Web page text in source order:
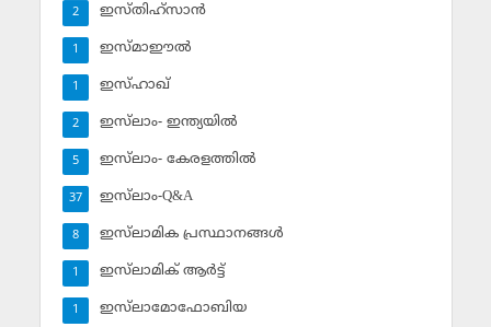
ഇസ്തിഹ്‌സാന്‍
2
ഇസ്മാഈല്‍
1
ഇസ്ഹാഖ്‌
1
ഇസ്‌ലാം- ഇന്ത്യയില്‍
2
ഇസ്‌ലാം- കേരളത്തില്‍
5
ഇസ്‌ലാം-Q&A
37
ഇസ്‌ലാമിക പ്രസ്ഥാനങ്ങള്‍
8
ഇസ്‌ലാമിക് ആര്‍ട്ട്
1
ഇസ്‌ലാമോഫോബിയ
1